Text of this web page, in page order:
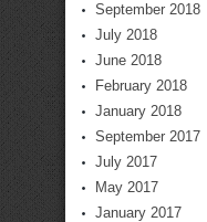
September 2018
July 2018
June 2018
February 2018
January 2018
September 2017
July 2017
May 2017
January 2017